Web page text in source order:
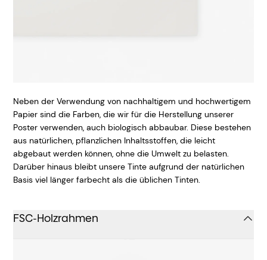
Neben der Verwendung von nachhaltigem und hochwertigem
Papier sind die Farben, die wir für die Herstellung unserer
Poster verwenden, auch biologisch abbaubar. Diese bestehen
aus natürlichen, pflanzlichen Inhaltsstoffen, die leicht
abgebaut werden können, ohne die Umwelt zu belasten.
Darüber hinaus bleibt unsere Tinte aufgrund der natürlichen
Basis viel länger farbecht als die üblichen Tinten.
FSC-Holzrahmen